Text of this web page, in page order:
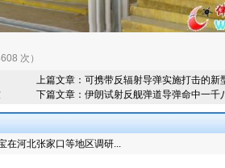
次）
上篇文章： 可携带反辐射导弹实施打击的新
下篇文章： 伊朗试射反舰弹道导弹命中一千
在河北张家口等地区调研...